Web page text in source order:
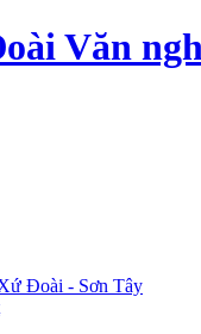
Văn
Đoài - Sơn Tây